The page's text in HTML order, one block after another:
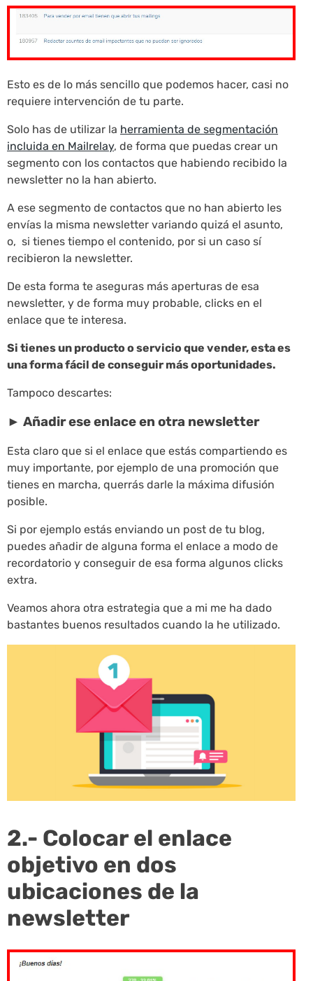
Esto es de lo más sencillo que podemos hacer, casi no
requiere intervención de tu parte.
Solo has de utilizar la herramienta de segmentación
incluida en Mailrelay, de forma que puedas crear un
segmento con los contactos que habiendo recibido la
newsletter no la han abierto.
A ese segmento de contactos que no han abierto les
envías la misma newsletter variando quizá el asunto,
o, si tienes tiempo el contenido, por si un caso sí
recibieron la newsletter.
De esta forma te aseguras más aperturas de esa
newsletter, y de forma muy probable, clicks en el
enlace que te interesa.
Si tienes un producto o servicio que vender, esta es
una forma fácil de conseguir más oportunidades.
Tampoco descartes:
► Añadir ese enlace en otra newsletter
Esta claro que si el enlace que estás compartiendo es
muy importante, por ejemplo de una promoción que
tienes en marcha, querrás darle la máxima difusión
posible.
Si por ejemplo estás enviando un post de tu blog,
puedes añadir de alguna forma el enlace a modo de
recordatorio y conseguir de esa forma algunos clicks
extra.
Veamos ahora otra estrategia que a mi me ha dado
bastantes buenos resultados cuando la he utilizado.
2.- Colocar el enlace
objetivo en dos
ubicaciones de la
newsletter